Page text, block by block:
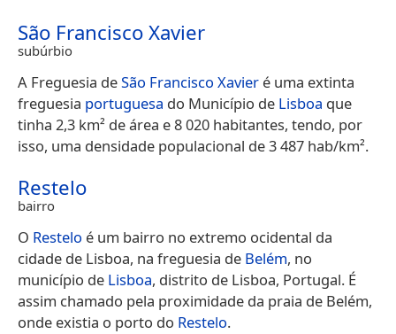
São Francisco Xavier
subúrbio
A Freguesia deSão Francisco Xavier é uma extinta
freguesia portuguesa do Município de Lisboa que
tinha 2,3 km² de área e 8 020 habitantes, tendo, por
isso, uma densidade populacional de 3 487 hab/km².
Restelo
bairro
O Restelo é um bairro no extremo ocidental da
cidade de Lisboa, na freguesia de Belém, no
município de Lisboa, distrito de Lisboa, Portugal. É
assim chamado pela proximidade da praia de Belém,
onde existia o porto do Restelo.